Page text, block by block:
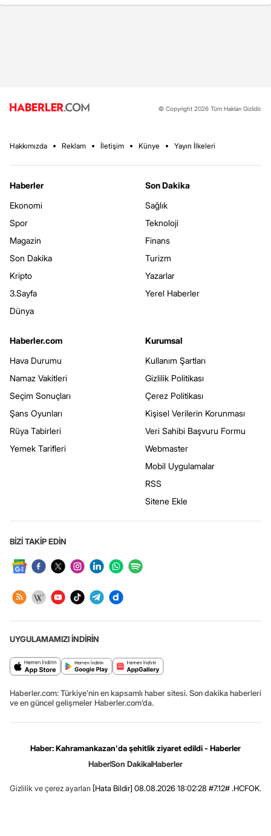
© Copyright 2026 Tüm Hakları Gizlidir.
Hakkımızda Reklam İletişim Künye Yayın İlkeleri
Haberler
Ekonomi
Spor
Magazin
Son Dakika
Kripto
3.Sayfa
Dünya
Son Dakika
Sağlık
Teknoloji
Finans
Turizm
Yazarlar
Yerel Haberler
Haberler.com
Hava Durumu
Namaz Vakitleri
Seçim Sonuçları
Şans Oyunları
Rüya Tabirleri
Yemek Tarifleri
Kurumsal
Kullanım Şartları
Gizlilik Politikası
Çerez Politikası
Kişisel Verilerin Korunması
Veri Sahibi Başvuru Formu
Webmaster
Mobil Uygulamalar
RSS
Sitene Ekle
BİZİ TAKİP EDİN
UYGULAMAMIZI İNDİRİN
Haberler.com: Türkiye’nin en kapsamlı haber sitesi. Son dakika haberleri
ve en güncel gelişmeler Haberler.com’da.
Haber: Kahramankazan'da şehitlik ziyaret edildi - Haberler
HaberSon DakikaHaberler
Gizlilik ve çerez ayarları [Hata Bildir] 08.08.2026 18:02:28 #7.12# .HCFOK.